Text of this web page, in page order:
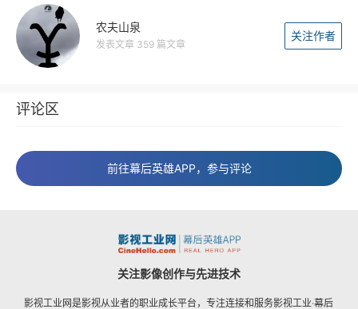
农夫山泉
发表文章 359 篇文章
关注作者
评论区
前往幕后英雄APP，参与评论
关注影像创作与先进技术
影视工业网是影视从业者的职业成长平台，专注连接和服务影视工业·幕后